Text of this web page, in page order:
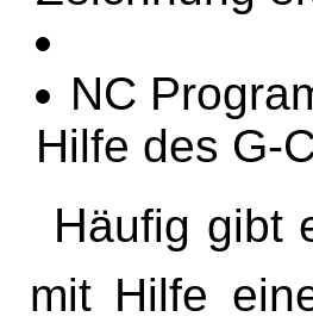
NC
Hilfe des G-
Häufig gibt es Überschneidungen in der Software und
mit Hilfe